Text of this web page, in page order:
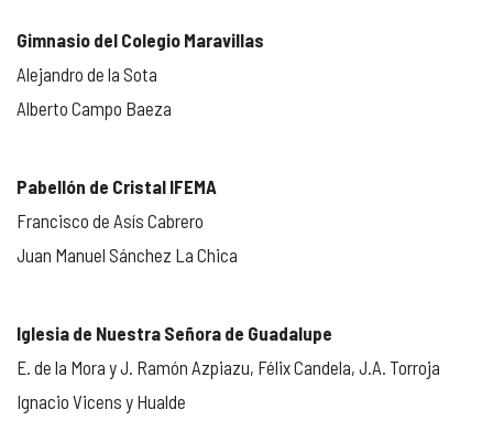
Gimnasio del Colegio Maravillas
Alejandro de la Sota
Alberto Campo Baeza
Pabellón de Cristal IFEMA
Francisco de Asís Cabrero
Juan Manuel Sánchez La Chica
Iglesia de Nuestra Señora de Guadalupe
E. de la Mora y J. Ramón Azpiazu, Félix Candela, J.A. Torroja
Ignacio Vicens y Hualde